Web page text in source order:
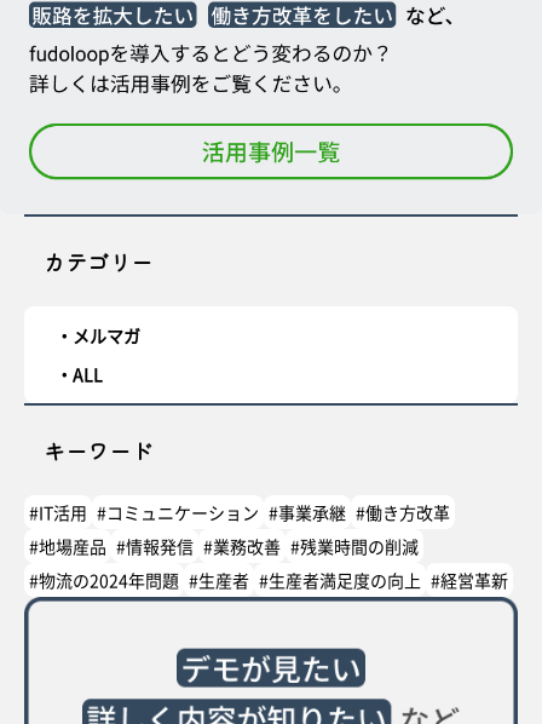
カテゴリー
メルマガ
ALL
キーワード
#IT活用 #コミュニケーション #事業承継 #働き方改革
#地場産品 #情報発信 #業務改善 #残業時間の削減
#物流の2024年問題 #生産者 #生産者満足度の向上 #経営革新